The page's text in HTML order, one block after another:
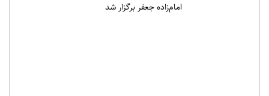
امام‌زاده جعفر برگزار شد